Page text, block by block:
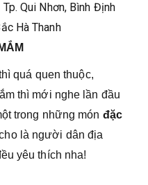
Qui Nhơn, Bình Định
Hà Thanh
quá quen thuộc,
thì mới nghe lần đầu
trong những món đặc
là người dân địa
yêu thích nha!